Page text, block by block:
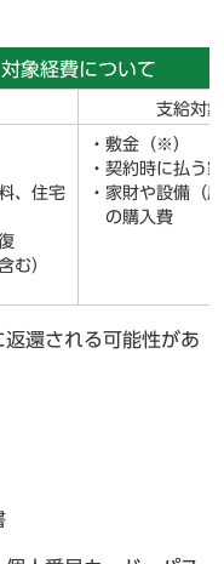
対象経費について
支給対象と
、住宅
む）
・敷金（※）
・契約時に払う
・家財や設備（
の購入費
還される可能性があ